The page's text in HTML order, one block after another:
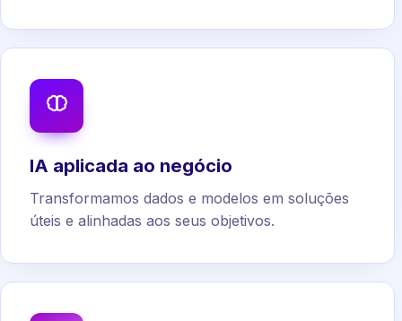
IA aplicada ao negócio
Transformamos dados e modelos em soluções
úteis e alinhadas aos seus objetivos.